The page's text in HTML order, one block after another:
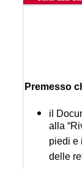
Premesso
il
alla
piedi e
delle